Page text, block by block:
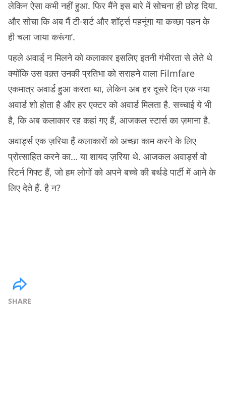
लेकिन ऐसा कभी नहीं हुआ. फिर मैंने इस बारे में सोचना ही छोड़ दिया.
और सोचा कि अब मैं टी-शर्ट और शॉर्ट्स पहनूंगा या कच्छा पहन के
ही चला जाया करूंगा’.
पहले अवार्ड् न मिलने को कलाकार इसलिए इतनी गंभीरता से लेते थे
क्योंकि उस वक़्त उनकी प्रतिभा को सराहने वाला Filmfare
एकमात्र अवार्ड हुआ करता था, लेकिन अब हर दूसरे दिन एक नया
अवार्ड शो होता है और हर एक्टर को अवार्ड मिलता है. सच्चाई ये भी
है, कि अब कलाकार रह कहां गए हैं, आजकल स्टार्स का ज़माना है.
अवार्ड्स एक ज़रिया हैं कलाकारों को अच्छा काम करने के लिए
प्रोत्साहित करने का… या शायद ज़रिया थे. आजकल अवार्ड्स वो
रिटर्न गिफ्ट हैं, जो हम लोगों को अपने बच्चे की बर्थडे पार्टी में आने के
लिए देते हैं. है न?
SHARE